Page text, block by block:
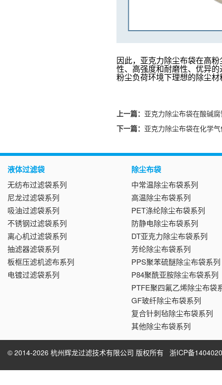
因此，亚克力除尘布袋在高
性、高强度和耐磨性、优异
粉尘负荷环境下理想的除尘材
上一篇： 亚克力除尘布袋在酸碱
下一篇： 亚克力除尘布袋在化学
液体过滤袋
无纺布过滤袋系列
尼龙过滤袋系列
吸油过滤袋系列
不锈钢过滤袋系列
离心机过滤袋系列
抽滤器滤袋系列
板框压滤机滤布系列
电镀过滤袋系列
除尘布袋
中常温除尘布袋系列
高温除尘布袋系列
PET涤纶除尘布袋系列
防静电除尘布袋系列
DT亚克力除尘布袋系列
芳纶除尘布袋系列
PPS聚苯硫醚除尘布袋系列
P84聚酰亚胺除尘布袋系列
PTFE聚四氟乙烯除尘布袋
GF玻纤除尘布袋系列
复合针刺毡除尘布袋系列
其他除尘布袋系列
© 2014-2026 杭州辉龙过滤技术有限公司 版权所有 浙ICP备